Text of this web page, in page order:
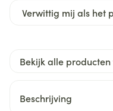
Verwittig mij als het
Bekijk alle producten
Beschrijving